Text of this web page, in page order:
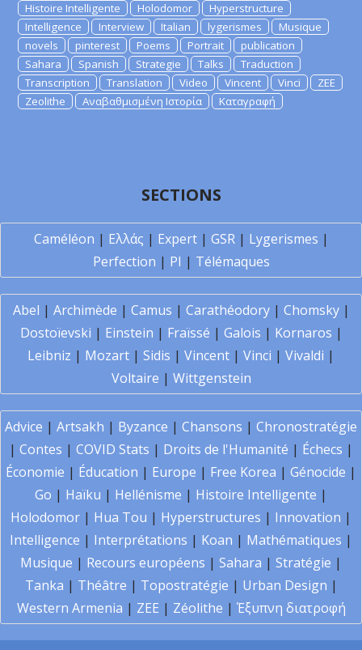
Histoire Intelligente
Holodomor
Hyperstructure
Intelligence
Interview Italian lygerismes
Musique
novels
pinterest Poems Portrait
publication
Sahara
Spanish Strategie Talks
Traduction
Transcription
Translation Video Vincent Vinci
ZEE
Zeolithe
Αναβαθμισμένη Ιστορία Καταγραφή
SECTIONS
Caméléon | Ελλάς | Expert| GSR| Lygerismes |
Perfection | PI | Télémaques
Abel | Archimède | Camus | Carathéodory| Chomsky|
Dostoïevski | Einstein | Fraïssé | Galois | Kornaros |
Leibniz | Mozart | Sidis | Vincent | Vinci | Vivaldi |
Voltaire | Wittgenstein
Advice | Artsakh | Byzance | Chansons | Chronostratégie
| Contes | COVID Stats | Droits de l'Humanité | Échecs |
Économie | Éducation | Europe | Free Korea | Génocide |
Go | Haïku | Hellénisme | Histoire Intelligente |
Holodomor | Hua Tou | Hyperstructures | Innovation |
Intelligence | Interprétations | Koan | Mathématiques |
Musique | Recours européens | Sahara | Stratégie |
Tanka | Théâtre | Topostratégie | Urban Design |
Western Armenia | ZEE | Zéolithe | Έξυπνη διατροφή